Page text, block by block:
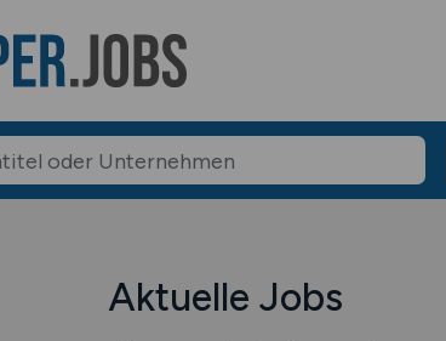
Aktuelle Jobs